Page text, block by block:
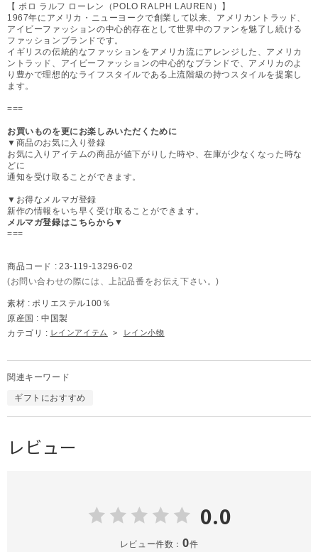
【 ポロ ラルフ ローレン（POLO RALPH LAUREN）】
1967年にアメリカ・ニューヨークで創業して以来、アメリカントラッド、
アイビーファッションの中心的存在として世界中のファンを魅了し続ける
ファッションブランドです。
イギリスの伝統的なファッションをアメリカ流にアレンジした、アメリカ
ントラッド、アイビーファッションの中心的なブランドで、アメリカのよ
り豊かで理想的なライフスタイルである上流階級の持つスタイルを提案し
ます。
===
お買いものを更にお楽しみいただくために
▼商品のお気に入り登録
お気に入りアイテムの商品が値下がりした時や、在庫が少なくなった時な
どに
通知を受け取ることができます。
▼お得なメルマガ登録
新作の情報をいち早く受け取ることができます。
メルマガ登録はこちらから▼
===
商品コード : 23-119-13296-02
(お問い合わせの際には、上記品番をお伝え下さい。)
素材 : ポリエステル100％
原産国 : 中国製
カテゴリ : レインアイテム > レイン小物
関連キーワード
ギフトにおすすめ
レビュー
0.0
レビュー件数： 0件